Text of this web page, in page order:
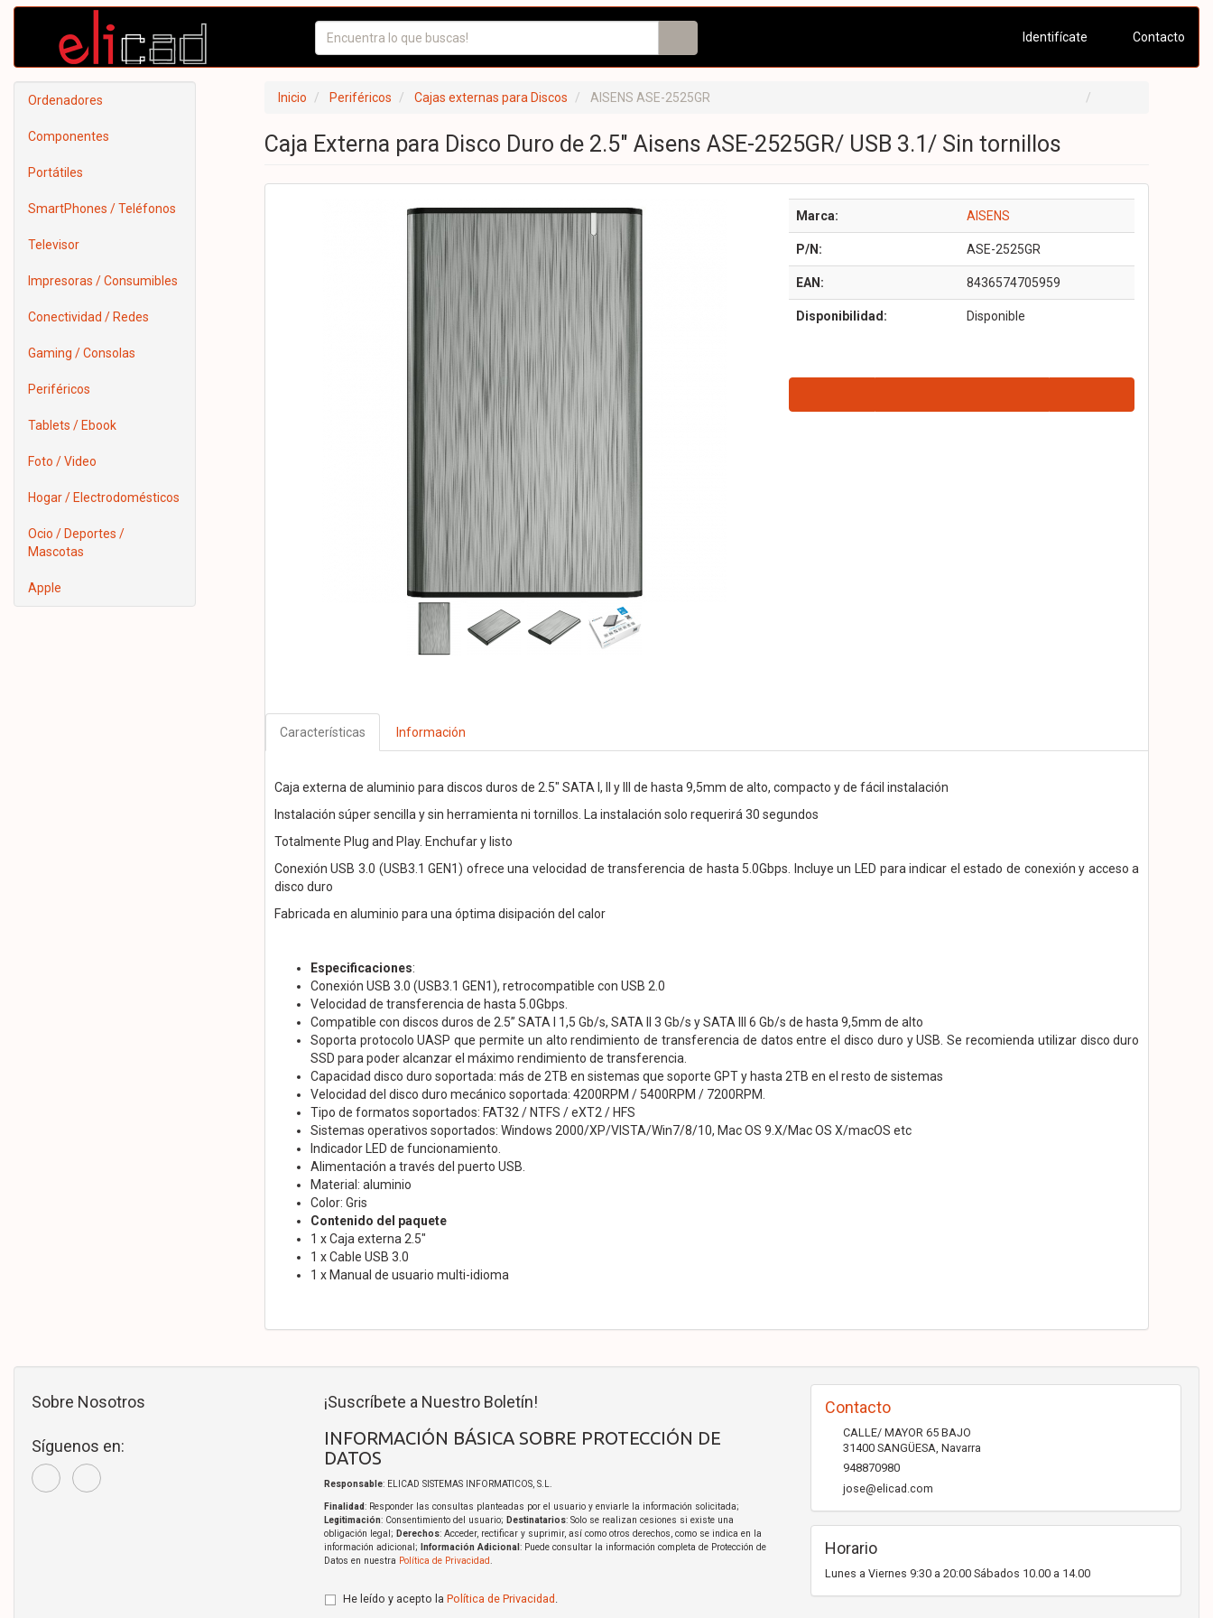
Identifícate Contacto
Ordenadores
Componentes
Portátiles
SmartPhones / Teléfonos
Televisor
Impresoras / Consumibles
Conectividad / Redes
Gaming / Consolas
Periféricos
Tablets / Ebook
Foto / Video
Hogar / Electrodomésticos
Ocio / Deportes /
Mascotas
Apple
Inicio Periféricos Cajas externas para Discos AISENS ASE-2525GR
Caja Externa para Disco Duro de 2.5" Aisens ASE-2525GR/ USB 3.1/ Sin tornillos
Marca: AISENS
P/N: ASE-2525GR
EAN: 8436574705959
Disponibilidad: Disponible
Características Información
Caja externa de aluminio para discos duros de 2.5" SATA I, II y III de hasta 9,5mm de alto, compacto y de fácil instalación
Instalación súper sencilla y sin herramienta ni tornillos. La instalación solo requerirá 30 segundos
Totalmente Plug and Play. Enchufar y listo
Conexión USB 3.0 (USB3.1 GEN1) ofrece una velocidad de transferencia de hasta 5.0Gbps. Incluye un LED para indicar el estado de conexión y acceso a
disco duro
Fabricada en aluminio para una óptima disipación del calor
Especificaciones:
Conexión USB 3.0 (USB3.1 GEN1), retrocompatible con USB 2.0
Velocidad de transferencia de hasta 5.0Gbps.
Compatible con discos duros de 2.5” SATA I 1,5 Gb/s, SATA II 3 Gb/s y SATA III 6 Gb/s de hasta 9,5mm de alto
Soporta protocolo UASP que permite un alto rendimiento de transferencia de datos entre el disco duro y USB. Se recomienda utilizar disco duro
SSD para poder alcanzar el máximo rendimiento de transferencia.
Capacidad disco duro soportada: más de 2TB en sistemas que soporte GPT y hasta 2TB en el resto de sistemas
Velocidad del disco duro mecánico soportada: 4200RPM / 5400RPM / 7200RPM.
Tipo de formatos soportados: FAT32 / NTFS / eXT2 / HFS
Sistemas operativos soportados: Windows 2000/XP/VISTA/Win7/8/10, Mac OS 9.X/Mac OS X/macOS etc
Indicador LED de funcionamiento.
Alimentación a través del puerto USB.
Material: aluminio
Color: Gris
Contenido del paquete
1 x Caja externa 2.5"
1 x Cable USB 3.0
1 x Manual de usuario multi-idioma
Sobre Nosotros
Síguenos en:
¡Suscríbete a Nuestro Boletín!
INFORMACIÓN BÁSICA SOBRE PROTECCIÓN DE
DATOS
Responsable: ELICAD SISTEMAS INFORMATICOS, S.L.
Finalidad: Responder las consultas planteadas por el usuario y enviarle la información solicitada;
Legitimación: Consentimiento del usuario; Destinatarios: Solo se realizan cesiones si existe una
obligación legal; Derechos: Acceder, rectificar y suprimir, así como otros derechos, como se indica en la
información adicional;
Información Adicional : Puede consultar la información completa de Protección de
Datos en nuestra Política de Privacidad.
He leído y acepto la Política de Privacidad .
Contacto
CALLE/ MAYOR 65 BAJO
31400 SANGÜESA, Navarra
948870980
jose@elicad.com
Horario
Lunes a Viernes 9:30 a 20:00 Sábados 10.00 a 14.00